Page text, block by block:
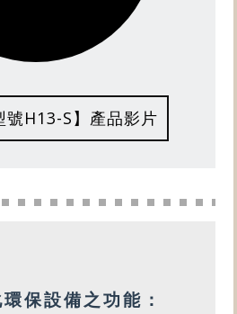
H13-S】產品影片
環保設備之功能：